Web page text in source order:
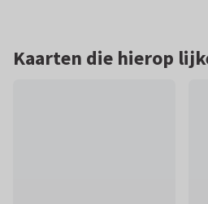
Kaarten die hierop